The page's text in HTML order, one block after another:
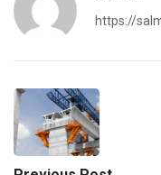
https://